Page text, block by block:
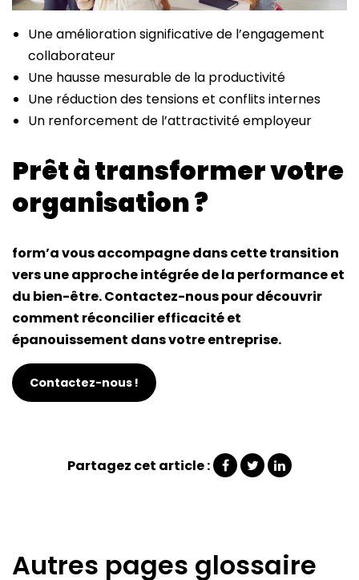
Une amélioration significative de l’engagement
collaborateur
Une hausse mesurable de la productivité
Une réduction des tensions et conflits internes
Un renforcement de l’attractivité employeur
Prêt à transformer votre
organisation ?
form’a vous accompagne dans cette transition
vers une approche intégrée de la performance et
du bien-être. Contactez-nous pour découvrir
comment réconcilier efficacité et
épanouissement dans votre entreprise.
Contactez-nous !
Partagez cet article :
Autres pages glossaire